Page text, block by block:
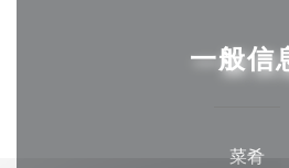
一般信
菜肴